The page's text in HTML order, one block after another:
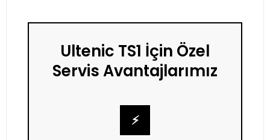
Ultenic TS1 İçin Özel
Servis Avantajlarımız
⚡